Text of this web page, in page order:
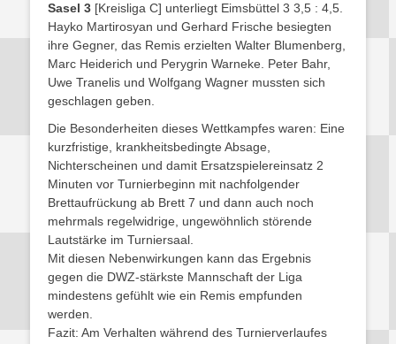
Sasel 3 [Kreisliga C] unterliegt Eimsbüttel 3 3,5 : 4,5.
Hayko Martirosyan und Gerhard Frische besiegten
ihre Gegner, das Remis erzielten Walter Blumenberg,
Marc Heiderich und Perygrin Warneke. Peter Bahr,
Uwe Tranelis und Wolfgang Wagner mussten sich
geschlagen geben.
Die Besonderheiten dieses Wettkampfes waren: Eine
kurzfristige, krankheitsbedingte Absage,
Nichterscheinen und damit Ersatzspielereinsatz 2
Minuten vor Turnierbeginn mit nachfolgender
Brettaufrückung ab Brett 7 und dann auch noch
mehrmals regelwidrige, ungewöhnlich störende
Lautstärke im Turniersaal.
Mit diesen Nebenwirkungen kann das Ergebnis
gegen die DWZ-stärkste Mannschaft der Liga
mindestens gefühlt wie ein Remis empfunden
werden.
Fazit: Am Verhalten während des Turnierverlaufes